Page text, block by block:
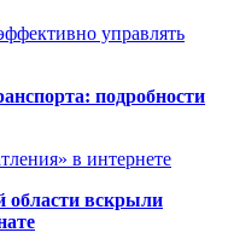
управлять
подробности
в интернете
области вскрыли